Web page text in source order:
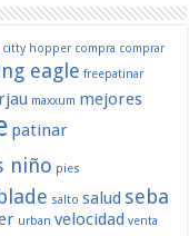
citty hopper compra comprar
eagle freepatinar
maxxum mejores
patinar
niño pies
salto salud seba
urban velocidad venta